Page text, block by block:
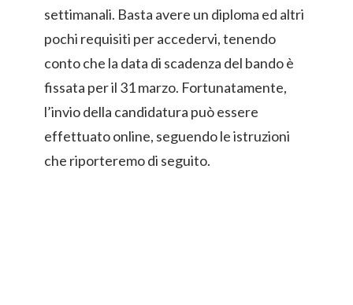
settimanali. Basta avere un diploma ed altri
pochi requisiti per accedervi, tenendo
conto che la data di scadenza del bando è
fissata per il 31 marzo. Fortunatamente,
l’invio della candidatura può essere
effettuato online, seguendo le istruzioni
che riporteremo di seguito.